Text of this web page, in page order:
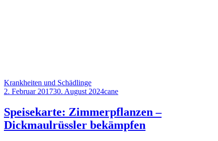
Krankheiten und Schädlinge
2. Februar 201730. August 2024cane
Speisekarte: Zimmerpflanzen –
Dickmaulrüssler bekämpfen